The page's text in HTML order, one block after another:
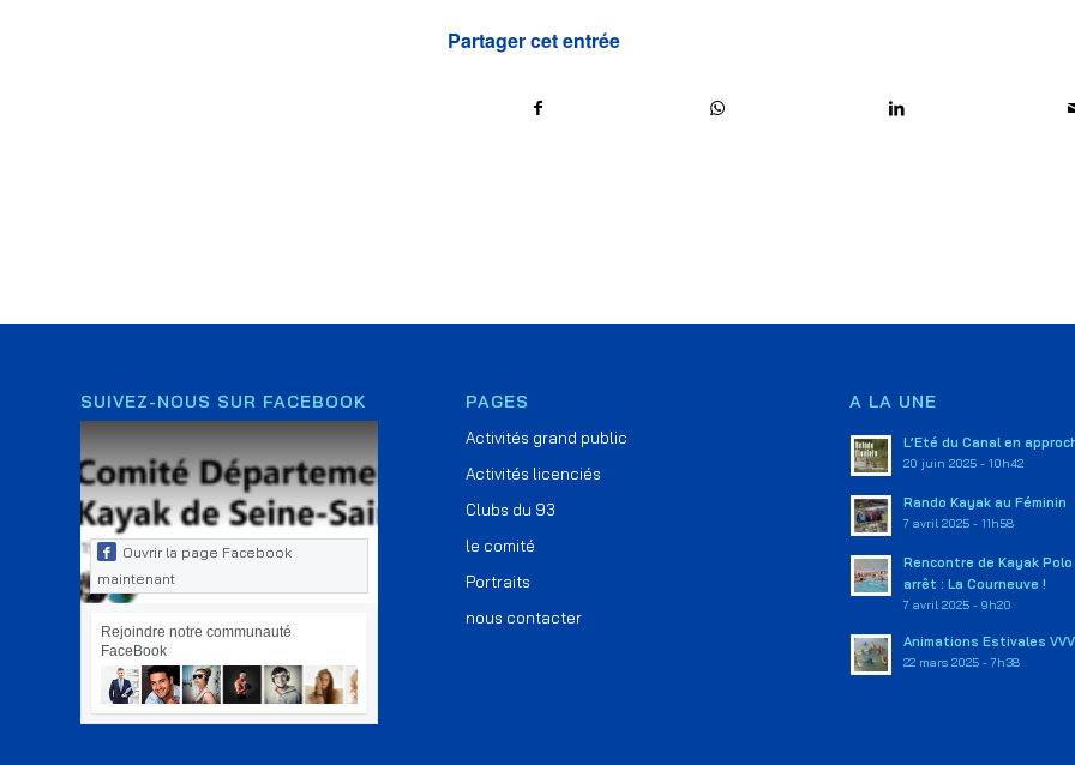
Partager cet entrée
SUIVEZ-NOUS SUR FACEBOOK
Ouvrir la page Facebook
maintenant
Rejoindre notre communauté
FaceBook
PAGES
Activités grand public
Activités licenciés
Clubs du 93
le comité
Portraits
nous contacter
A LA UNE
L’Eté du Canal en
20 juin 2025 - 10h42
Rando Kayak au Féminin
7 avril 2025 - 11h58
Rencontre de Kayak Polo
arrêt : La Courneuve !
7 avril 2025 - 9h20
Animations Estivales
22 mars 2025 - 7h38